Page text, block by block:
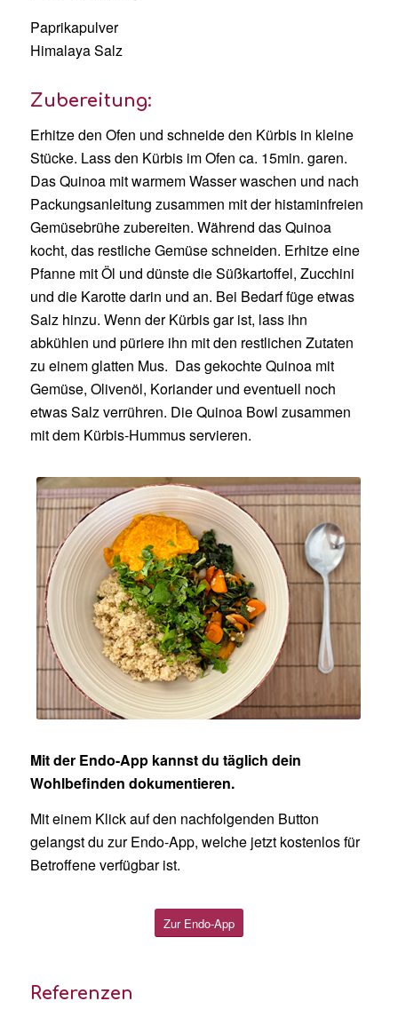
Paprikapulver
Himalaya Salz
Zubereitung:
Erhitze den Ofen und schneide den Kürbis in kleine
Stücke. Lass den Kürbis im Ofen ca. 15min. garen.
Das Quinoa mit warmem Wasser waschen und nach
Packungsanleitung zusammen mit der histaminfreien
Gemüsebrühe zubereiten. Während das Quinoa
kocht, das restliche Gemüse schneiden. Erhitze eine
Pfanne mit Öl und dünste die Süßkartoffel, Zucchini
und die Karotte darin und an. Bei Bedarf füge etwas
Salz hinzu. Wenn der Kürbis gar ist, lass ihn
abkühlen und püriere ihn mit den restlichen Zutaten
zu einem glatten Mus. Das gekochte Quinoa mit
Gemüse, Olivenöl, Koriander und eventuell noch
etwas Salz verrühren. Die Quinoa Bowl zusammen
mit dem Kürbis-Hummus servieren.
Mit der Endo-App kannst du täglich dein
Wohlbefinden dokumentieren.
Mit einem Klick auf den nachfolgenden Button
gelangst du zur Endo-App, welche jetzt kostenlos für
Betroffene verfügbar ist.
Zur Endo-App
Referenzen